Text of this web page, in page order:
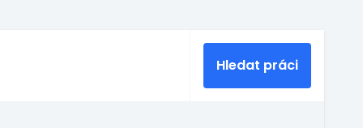
Hledat práci